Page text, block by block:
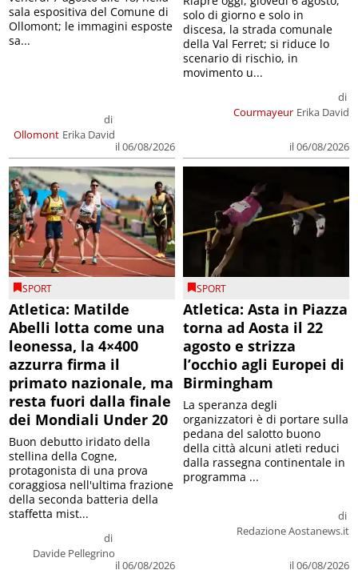
Ollomont
di
Erika David
il 06/08/2026
sala espositiva del Comune di
Ollomont; le immagini esposte
sa...
Courmayeur
di
Erika David
il 06/08/2026
solo di giorno e solo in
discesa, la strada comunale
della Val Ferret; si riduce lo
scenario di rischio, in
movimento u...
SPORT
Atletica: Matilde
Abelli lotta come una
leonessa, la 4×400
azzurra firma il
primato nazionale, ma
resta fuori dalla finale
dei Mondiali Under 20
di
Davide Pellegrino
il 06/08/2026
Buon debutto iridato della
stellina della Cogne,
protagonista di una prova
coraggiosa nell'ultima frazione
della seconda batteria della
staffetta mist...
SPORT
Atletica: Asta in Piazza
torna ad Aosta il 22
agosto e strizza
l’occhio agli Europei di
Birmingham
di
Redazione Aostanews.it
il 06/08/2026
La speranza degli
organizzatori è di portare sulla
pedana del salotto buono
della città alcuni atleti reduci
dalla rassegna continentale in
programma ...